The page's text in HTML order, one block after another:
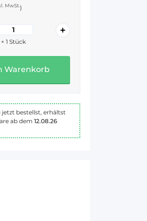
MwSt.)
× 1 Stück
Warenkorb
jetzt bestellst, erhältst
ab dem 12.08.26